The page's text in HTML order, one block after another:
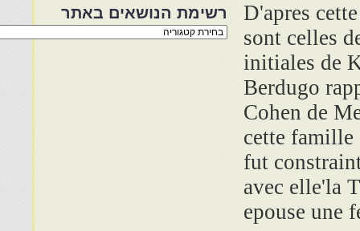
D'apres
sont celles
initiales de
Berdugo
Cohen de
cette
fut
avec elle'la
epouse une
רשימת הנושאים באתר
רשימת
הנושאים